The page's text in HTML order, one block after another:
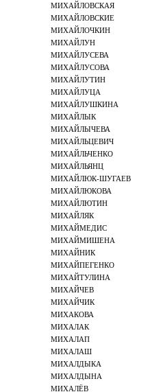
МИХАЙЛОВСКАЯ
МИХАЙЛОВСКИЕ
МИХАЙЛОЧКИН
МИХАЙЛУН
МИХАЙЛУСЕВА
МИХАЙЛУСОВА
МИХАЙЛУТИН
МИХАЙЛУЦА
МИХАЙЛУШКИНА
МИХАЙЛЫК
МИХАЙЛЫЧЕВА
МИХАЙЛЬЦЕВИЧ
МИХАЙЛЬЧЕНКО
МИХАЙЛЬЯНЦ
МИХАЙЛЮК-ШУГАЕВ
МИХАЙЛЮКОВА
МИХАЙЛЮТИН
МИХАЙЛЯК
МИХАЙМЕДИС
МИХАЙМИШЕНА
МИХАЙНИК
МИХАЙПЕГЕНКО
МИХАЙТУЛИНА
МИХАЙЧЕВ
МИХАЙЧИК
МИХАКОВА
МИХАЛАК
МИХАЛАП
МИХАЛАШ
МИХАЛДЫКА
МИХАЛДЫНА
МИХАЛЁВ